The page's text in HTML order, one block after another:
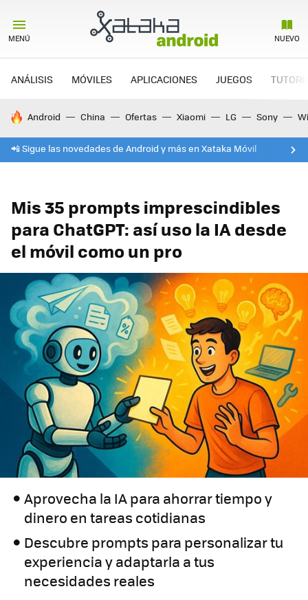
MENÚ NUEVO
ANÁLISIS MÓVILES APLICACIONES JUEGOS
HOY SE HABLA DE
Android China Ofertas Xiaomi LG Sony
📲 Sigue las novedades de Android y más en Xataka Móvil
Mis 35 prompts imprescindibles
para ChatGPT: así uso la IA desde
el móvil como un pro
Aprovecha la IA para ahorrar tiempo y
dinero en tareas cotidianas
Descubre prompts para personalizar tu
experiencia y adaptarla a tus
necesidades reales